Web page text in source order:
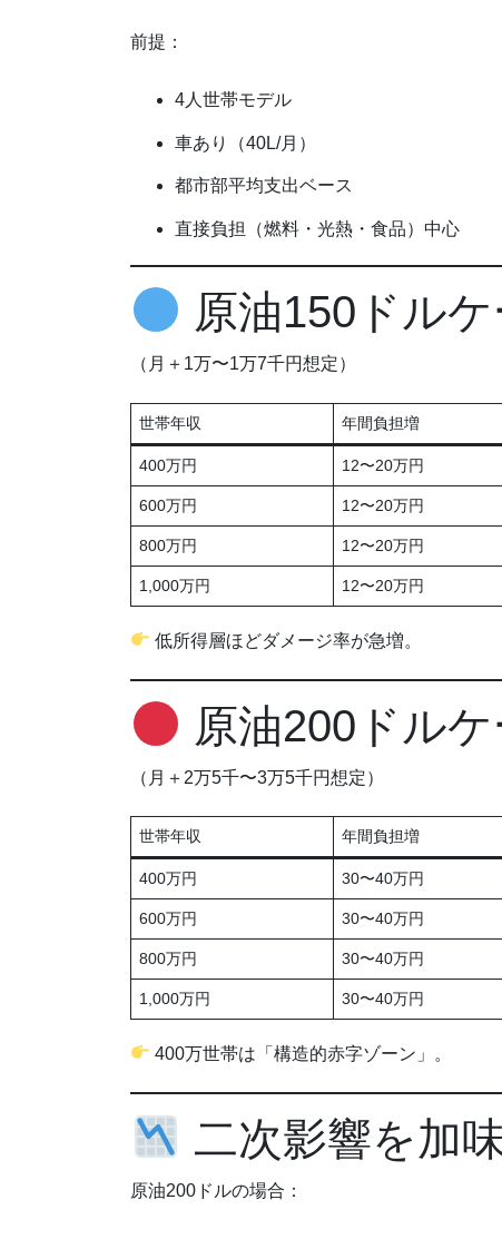
前提：
4人世帯モデル
車あり（40L/月）
都市部平均支出ベース
直接負担（燃料・光熱・食品）中心
原油150ドルケ
（月＋1万〜1万7千円想定）
世帯年収 年間負担増
400万円 12〜20万円
600万円 12〜20万円
800万円 12〜20万円
1,000万円 12〜20万円
低所得層ほどダメージ率が急増。
原油200ドルケ
（月＋2万5千〜3万5千円想定）
世帯年収 年間負担増
400万円 30〜40万円
600万円 30〜40万円
800万円 30〜40万円
1,000万円 30〜40万円
400万世帯は「構造的赤字ゾーン」。
二次影響を加
原油200ドルの場合：